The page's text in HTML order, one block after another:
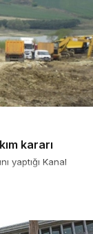
kararı
yaptığı Kanal